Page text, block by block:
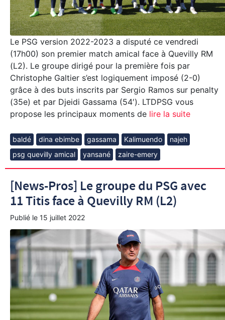
Le PSG version 2022-2023 a disputé ce vendredi
(17h00) son premier match amical face à Quevilly RM
(L2). Le groupe dirigé pour la première fois par
Christophe Galtier s’est logiquement imposé (2-0)
grâce à des buts inscrits par Sergio Ramos sur penalty
(35e) et par Djeidi Gassama (54′). LTDPSG vous
propose les principaux moments de lire la suite
baldé dina ebimbe gassama Kalimuendo
najeh
psg quevilly amical
yansané zaire-emery
[News-Pros] Le groupe du PSG avec
11 Titis face à Quevilly RM (L2)
Publié le 15 juillet 2022